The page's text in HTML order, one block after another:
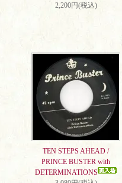
2,200円(税込)
TEN STEPS AHEAD /
PRINCE BUSTER with
DETERMINATIONS